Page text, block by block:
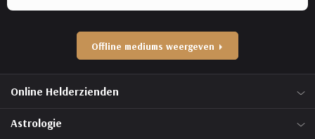
Offline mediums weergeven
Online Helderzienden
Astrologie